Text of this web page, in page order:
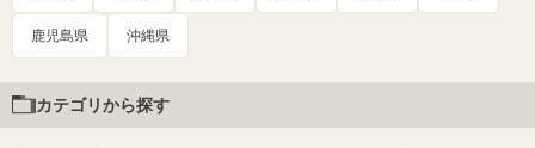
鹿児島県 沖縄県
カテゴリから探す